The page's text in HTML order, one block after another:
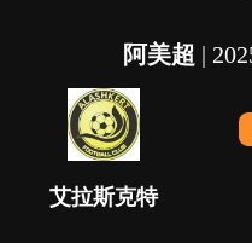
阿美超 |
艾拉斯克特